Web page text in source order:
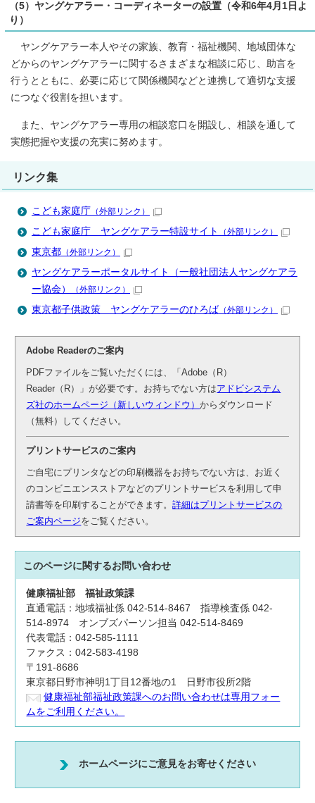
（5）ヤングケアラー・コーディネーターの設置（令和6年4月1日よ
り）
ヤングケアラー本人やその家族、教育・福祉機関、地域団体な
どからのヤングケアラーに関するさまざまな相談に応じ、助言を
行うとともに、必要に応じて関係機関などと連携して適切な支援
につなぐ役割を担います。
また、ヤングケアラー専用の相談窓口を開設し、相談を通して
実態把握や支援の充実に努めます。
リンク集
こども家庭庁 （外部リンク）
こども家庭庁 ヤングケアラー特設サイト （外部リンク）
東京都 （外部リンク）
ヤングケアラーポータルサイト（一般社団法人ヤングケアラ
ー協会）
（外部リンク）
東京都子供政策 ヤングケアラーのひろば （外部リンク）
Adobe Readerのご案内
PDFファイルをご覧いただくには、「Adobe（R）
Reader（R）」が必要です。お持ちでない方はアドビシステム
ズ社のホームページ（新しいウィンドウ）からダウンロード
（無料）してください。
プリントサービスのご案内
ご自宅にプリンタなどの印刷機器をお持ちでない方は、お近く
のコンビニエンスストアなどのプリントサービスを利用して申
請書等を印刷することができます。詳細はプリントサービスの
ご案内ページをご覧ください。
このページに関するお問い合わせ
健康福祉部福祉政策課
直通電話：地域福祉係 042-514-8467 指導検査係 042-
514-8974 オンブズパーソン担当 042-514-8469
代表電話：042-585-1111
ファクス：042-583-4198
〒191-8686
東京都日野市神明1丁目12番地の1 日野市役所2階
健康福祉部福祉政策課へのお問い合わせは専用フォー
ムをご利用ください。
ホームページにご意見をお寄せください